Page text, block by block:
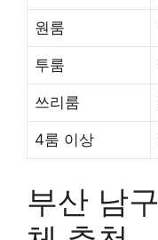
원룸
투룸
쓰리룸
4룸 이상
부산 남